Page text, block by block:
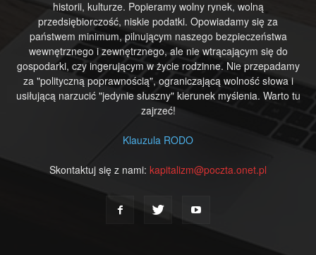
historii, kulturze. Popieramy wolny rynek, wolną
przedsiębiorczość, niskie podatki. Opowiadamy się za
państwem minimum, pilnującym naszego bezpieczeństwa
wewnętrznego i zewnętrznego, ale nie wtrącającym się do
gospodarki, czy ingerującym w życie rodzinne. Nie przepadamy
za "polityczną poprawnością", ograniczającą wolność słowa i
usiłującą narzucić "jedynie słuszny" kierunek myślenia. Warto tu
zajrzeć!
Klauzula RODO
Skontaktuj się z nami: kapitalizm@poczta.onet.pl